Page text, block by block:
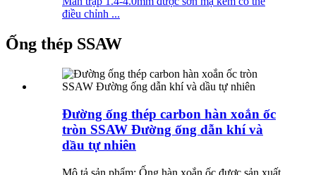
điều chỉnh ...
Ống thép SSAW
Đường ống thép carbon hàn xoắn ốc
tròn SSAW Đường ống dẫn khí và
dầu tự nhiên
Mô tả sản phẩm: Ống hàn xoắn ốc được sản xuất